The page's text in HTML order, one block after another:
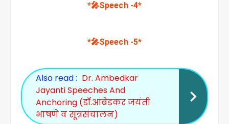
*🎤Speech -4*
*🎤Speech -5*
Also read : Dr. Ambedkar
Jayanti Speeches And
Anchoring (डॉ.आंबेडकर जयंती
भाषणे व सूत्रसंचालन)